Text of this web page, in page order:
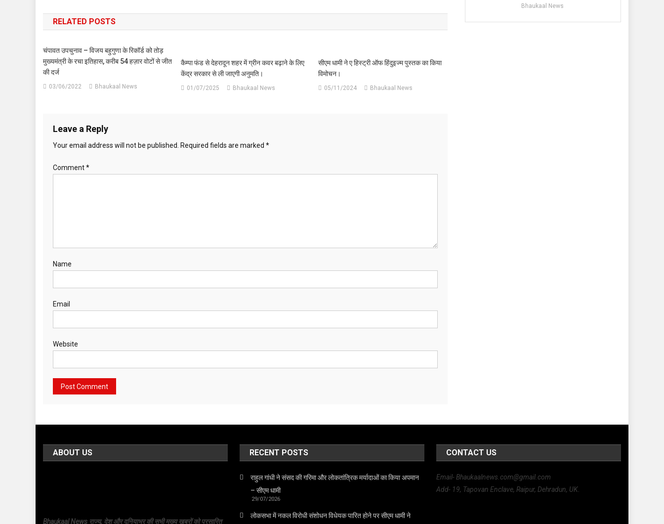
navigation
RELATED POSTS
चंपावत उपचुनाव – विजय बहुगुणा के रिकॉर्ड को तोड़
मुख्यमंत्री के रचा इतिहास, करीब 54 हज़ार वोटों से जीत
की दर्ज
03/06/2022 Bhaukaal News
कैम्पा फंड से देहरादून शहर में ग्रीन कवर बढ़ाने के लिए
केंद्र सरकार से ली जाएगी अनुमति।
01/07/2025 Bhaukaal News
सीएम धामी ने ए हिस्ट्री ऑफ हिंदुइज्म पुस्तक का किया
विमोचन।
05/11/2024 Bhaukaal News
Leave a Reply
Your email address will not be published. Required fields are marked *
Comment*
Name
Email
Website
Bhaukaal News
ABOUT US
Bhaukaal News राज्य, देश और दुनियाभर की सभी मुख्य खबरों को प्रसारित
RECENT POSTS
राहुल गांधी ने संसद की गरिमा और लोकतांत्रिक मर्यादाओं का किया अपमान
– सीएम धामी
29/07/2026
लोकसभा में नकल विरोधी संशोधन विधेयक पारित होने पर सीएम धामी ने
CONTACT US
Email- Bhaukaalnews.com@gmail.com
Add- 19, Tapovan Enclave, Raipur, Dehradun, UK.